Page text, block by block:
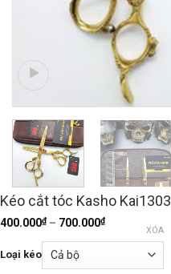
Kéo cắt tóc Kasho Kai1303
400.000₫ – 700.000₫
Loại kéo
XÓA